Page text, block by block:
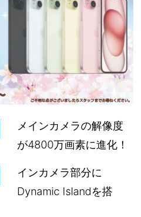
メインカメラの解像度
が4800万画素に進化！
インカメラ部分に
Dynamic Islandを搭